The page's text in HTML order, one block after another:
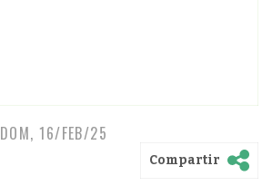
DOM, 16/FEB/25
Compartir